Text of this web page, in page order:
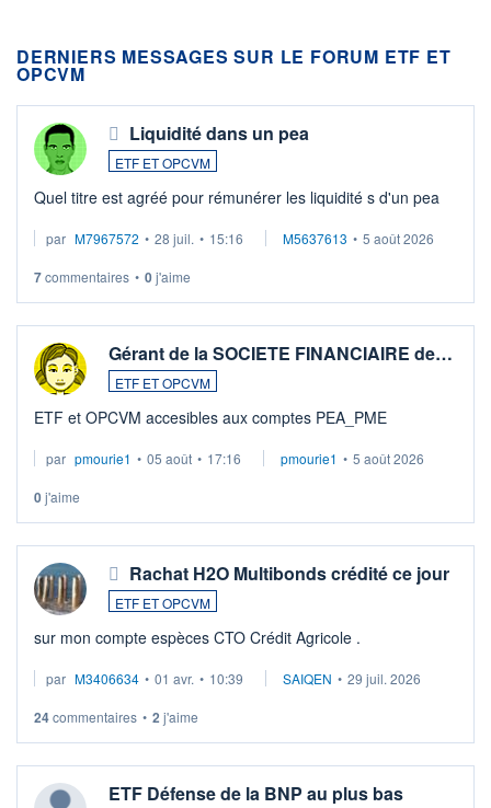
DERNIERS MESSAGES SUR LE FORUM ETF ET
OPCVM
Liquidité dans un pea
ETF ET OPCVM
Quel titre est agréé pour rémunérer les liquidité s d'un pea
par M7967572 • 28 juil. • 15:16 M5637613 • 5 août 2026
7commentaires • 0j'aime
Gérant de la SOCIETE FINANCIAIRE de…
ETF ET OPCVM
ETF et OPCVM accesibles aux comptes PEA_PME
par pmourie1 • 05 août • 17:16 pmourie1 • 5 août 2026
0j'aime
Rachat H2O Multibonds crédité ce jour
ETF ET OPCVM
sur mon compte espèces CTO Crédit Agricole .
par M3406634 • 01 avr. • 10:39 SAIQEN • 29 juil. 2026
24commentaires • 2 j'aime
ETF Défense de la BNP au plus bas